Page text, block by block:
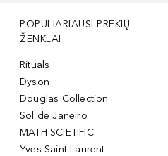
POPULIARIAUSI PREKIŲ
ŽENKLAI
Rituals
Dyson
Douglas Collection
Sol de Janeiro
MATH SCIETIFIC
Yves Saint Laurent